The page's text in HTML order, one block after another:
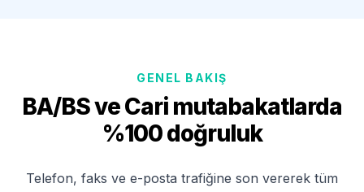
GENEL BAKIŞ
BA/BS ve Cari mutabakatlarda
%100 doğruluk
Telefon, faks ve e-posta trafiğine son vererek tüm